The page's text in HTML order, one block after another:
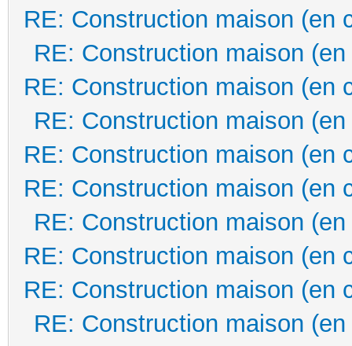
RE: Construction maison (en
RE: Construction maison
RE: Construction maison (en
RE: Construction maison
RE: Construction maison (en
RE: Construction maison (en
RE: Construction maison
RE: Construction maison (en
RE: Construction maison (en
RE: Construction maison